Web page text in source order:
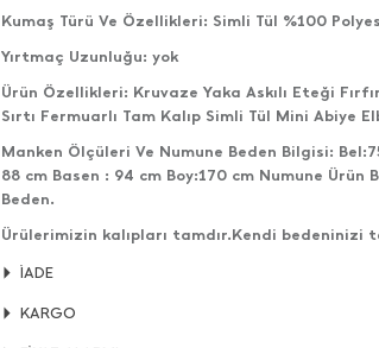
Kumaş Türü Ve Özellikleri: Simli Tül %100
Yırtmaç Uzunluğu: yok
Ürün Özellikleri: Kruvaze Yaka Askılı Eteği
Sırtı Fermuarlı Tam Kalıp Simli Tül Mini Abiye
Manken Ölçüleri Ve Numune Beden Bilgisi:
88 cm Basen : 94 cm Boy:170 cm Numune Ürün
Beden.
Ürülerimizin kalıpları tamdır.Kendi bedeninizi
İADE
KARGO